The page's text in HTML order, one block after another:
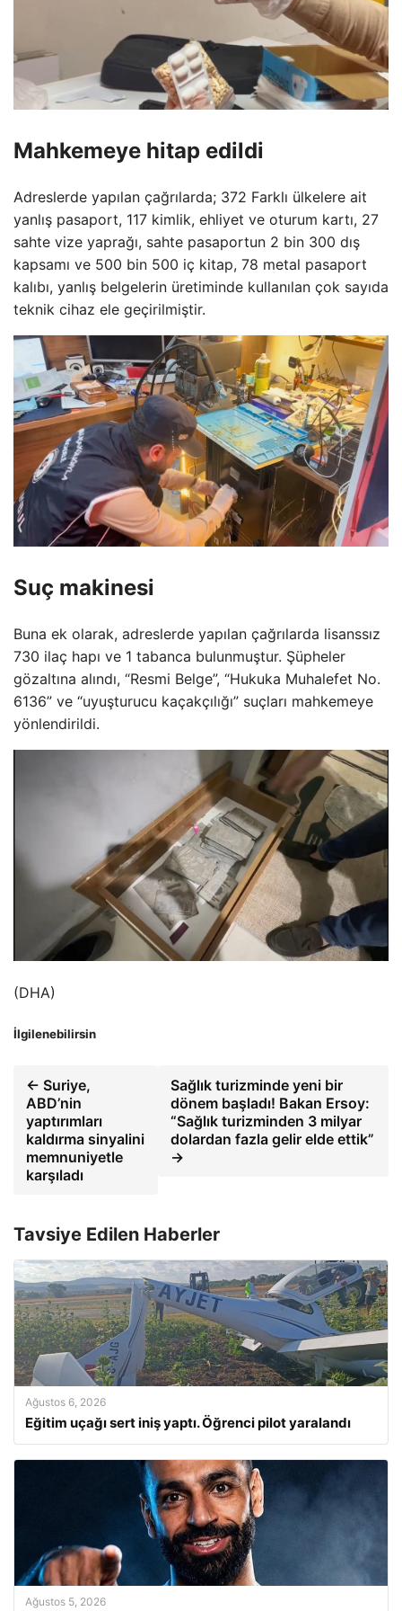
Mahkemeye hitap edildi
Adreslerde yapılan çağrılarda; 372 Farklı ülkelere ait
yanlış pasaport, 117 kimlik, ehliyet ve oturum kartı, 27
sahte vize yaprağı, sahte pasaportun 2 bin 300 dış
kapsamı ve 500 bin 500 iç kitap, 78 metal pasaport
kalıbı, yanlış belgelerin üretiminde kullanılan çok sayıda
teknik cihaz ele geçirilmiştir.
Suç makinesi
Buna ek olarak, adreslerde yapılan çağrılarda lisanssız
730 ilaç hapı ve 1 tabanca bulunmuştur. Şüpheler
gözaltına alındı, “Resmi Belge”, “Hukuka Muhalefet No.
6136” ve “uyuşturucu kaçakçılığı” suçları mahkemeye
yönlendirildi.
(DHA)
İlgilenebilirsin
← Suriye,
ABD’nin
yaptırımları
kaldırma sinyalini
memnuniyetle
karşıladı
Sağlık turizminde yeni bir
dönem başladı! Bakan Ersoy:
“Sağlık turizminden 3 milyar
dolardan fazla gelir elde ettik”
→
Tavsiye Edilen Haberler
Ağustos 6, 2026
Eğitim uçağı sert iniş yaptı. Öğrenci pilot yaralandı
Ağustos 5, 2026